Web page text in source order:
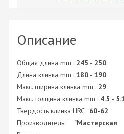
Описание
Общая длина mm : 245 - 250
Длина клинка mm : 180 - 190
Макс. ширина клинка mm : 29
Макс. толщина клинка mm : 4.5 -
Твердость клинка HRC : 60-62
Производитель: